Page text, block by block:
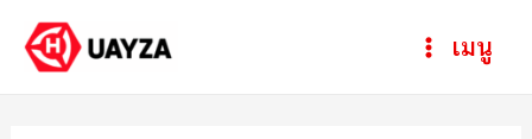
Mainเมนู
Post
pagination
ห
ม